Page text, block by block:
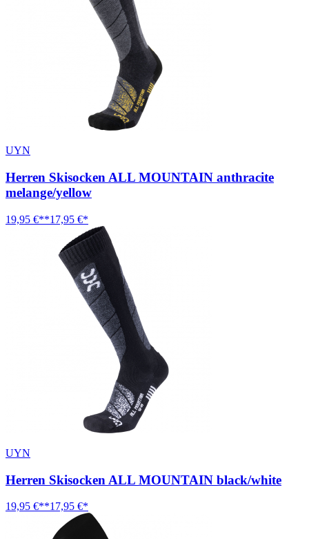
UYN
Herren Skisocken ALL MOUNTAIN anthracite
melange/yellow
19,95 €**17,95 €*
UYN
Herren Skisocken ALL MOUNTAIN black/white
19,95 €**17,95 €*